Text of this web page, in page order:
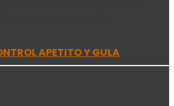
APETITO Y GULA